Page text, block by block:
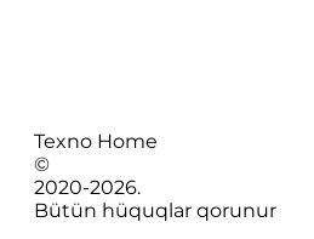
Texno Home
©
2020-2026.
Bütün hüquqlar qorunur